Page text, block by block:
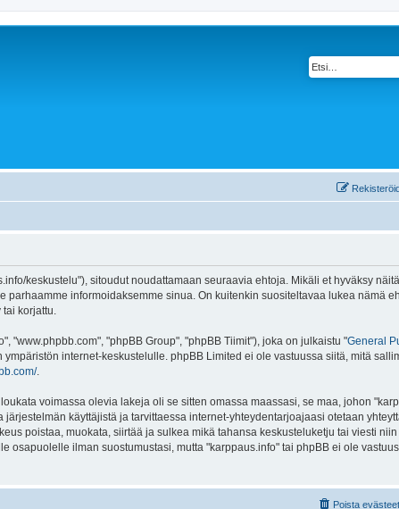
keskustelu"), sitoudut noudattamaan seuraavia ehtoja. Mikäli et hyväksy
informoidaksemme sinua. On kuitenkin suositeltavaa lukea nämä
tai korjattu.
"www.phpbb.com", "phpBB Group", "phpBB Tiimit"), joka on julkaistu "General
ympäristön internet-keskustelulle. phpBB Limited ei ole vastuussa siitä, mitä
.
voimassa olevia lakeja oli se sitten omassa maassasi, se maa, johon
käyttäjistä ja tarvittaessa internet-yhteydentarjoajaasi otetaan
poistaa, muokata, siirtää ja sulkea mikä tahansa keskusteluketju tai viesti
ilman suostumustasi, mutta "karppaus.info" tai phpBB ei ole
Poista evästeet